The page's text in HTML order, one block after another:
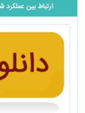
ارتباط بین